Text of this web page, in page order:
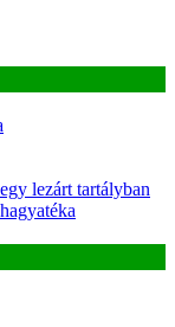
lezárt tartályban